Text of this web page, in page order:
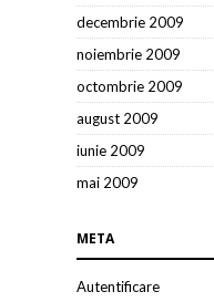
decembrie 2009
noiembrie 2009
octombrie 2009
august 2009
iunie 2009
mai 2009
META
Autentificare